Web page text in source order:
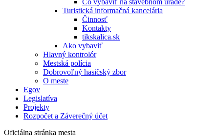
Čo vybaviť na stavebnom úrade?
Turistická informačná kancelária
Činnosť
Kontakty
tikskalica.sk
Ako vybaviť
Hlavný kontrolór
Mestská polícia
Dobrovoľný hasičský zbor
O meste
Egov
Legislatíva
Projekty
Rozpočet a Záverečný účet
Oficiálna stránka mesta